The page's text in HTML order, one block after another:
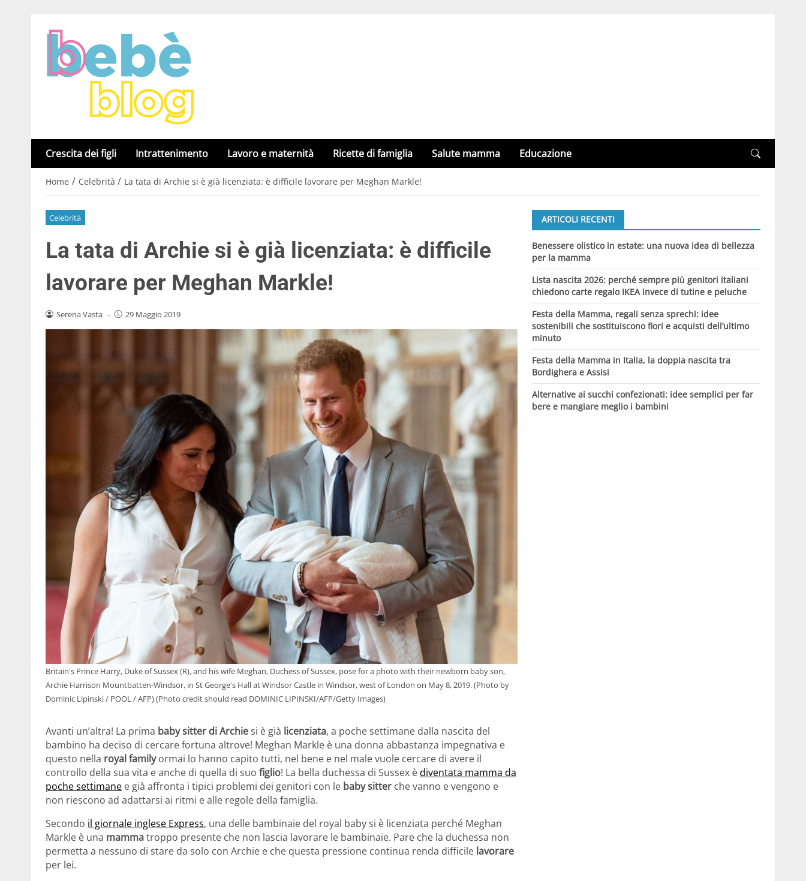
Crescita dei figli Intrattenimento Lavoro e maternità Ricette di famiglia Salute mamma Educazione
Home / Celebrità / La tata di Archie si è già licenziata: è difficile lavorare per Meghan Markle!
Celebrità
La tata di Archie si è già licenziata: è difficile
lavorare per Meghan Markle!
Serena Vasta - 29 Maggio 2019
Britain's Prince Harry, Duke of Sussex (R), and his wife Meghan, Duchess of Sussex, pose for a photo with their newborn baby son,
Archie Harrison Mountbatten-Windsor, in St George's Hall at Windsor Castle in Windsor, west of London on May 8, 2019. (Photo by
Dominic Lipinski / POOL / AFP) (Photo credit should read DOMINIC LIPINSKI/AFP/Getty Images)
Avanti un’altra! La prima baby sitter di Archiesi è già licenziata, a poche settimane dalla nascita del
bambino ha deciso di cercare fortuna altrove! Meghan Markle è una donna abbastanza impegnativa e
questo nella royal familyormai lo hanno capito tutti, nel bene e nel male vuole cercare di avere il
controllo della sua vita e anche di quella di suo figlio! La bella duchessa di Sussex èdiventata mamma da
poche settimane e già affronta i tipici problemi dei genitori con le baby sitter che vanno e vengono e
non riescono ad adattarsi ai ritmi e alle regole della famiglia.
Secondo il giornale inglese Express, una delle bambinaie del royal baby si è licenziata perché Meghan
Markle è una mammatroppo presente che non lascia lavorare le bambinaie. Pare che la duchessa non
permetta a nessuno di stare da solo con Archie e che questa pressione continua renda difficile lavorare
per lei.
ARTICOLI RECENTI
Benessere olistico in estate: una nuova idea di bellezza
per la mamma
Lista nascita 2026: perché sempre più genitori italiani
chiedono carte regalo IKEA invece di tutine e peluche
Festa della Mamma, regali senza sprechi: idee
sostenibili che sostituiscono fiori e acquisti dell’ultimo
minuto
Festa della Mamma in Italia, la doppia nascita tra
Bordighera e Assisi
Alternative ai succhi confezionati: idee semplici per far
bere e mangiare meglio i bambini